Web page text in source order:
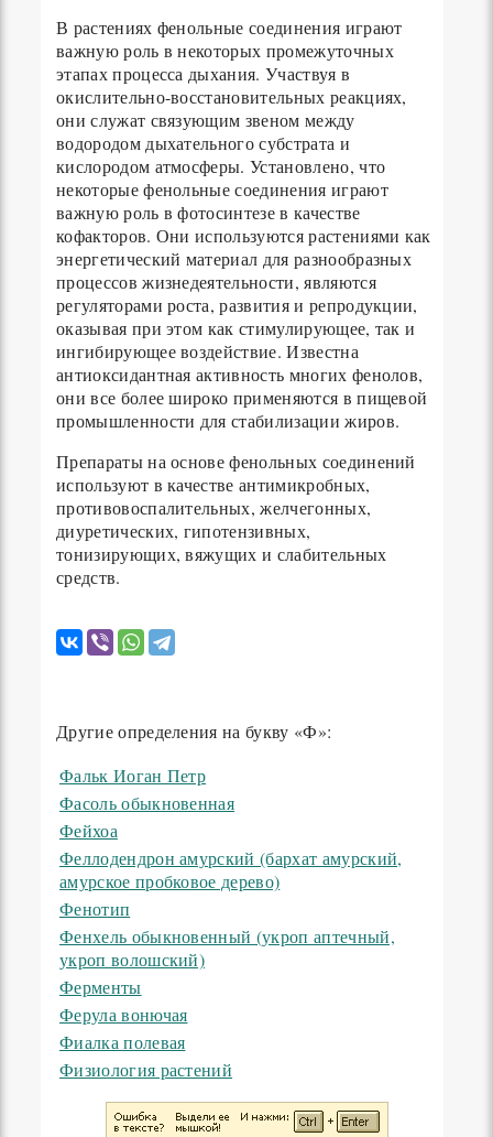
В растениях фенольные соединения играют
важную роль в некоторых промежуточных
этапах процесса дыхания. Участвуя в
окислительно-восстановительных реакциях,
они служат связующим звеном между
водородом дыхательного субстрата и
кислородом атмосферы. Установлено, что
некоторые фенольные соединения играют
важную роль в фотосинтезе в качестве
кофакторов. Они используются растениями как
энергетический материал для разнообразных
процессов жизнедеятельности, являются
регуляторами роста, развития и репродукции,
оказывая при этом как стимулирующее, так и
ингибирующее воздействие. Известна
антиоксидантная активность многих фенолов,
они все более широко применяются в пищевой
промышленности для стабилизации жиров.
Препараты на основе фенольных соединений
используют в качестве антимикробных,
противовоспалительных, желчегонных,
диуретических, гипотензивных,
тонизирующих, вяжущих и слабительных
средств.
Другие определения на букву «Ф»:
Фальк Иоган Петр
Фасоль обыкновенная
Фейхоа
Феллодендрон амурский (бархат амурский,
амурское пробковое дерево)
Фенотип
Фенхель обыкновенный (укроп аптечный,
укроп волошский)
Ферменты
Ферула вонючая
Фиалка полевая
Физиология растений